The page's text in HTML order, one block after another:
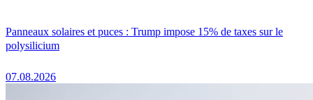
Panneaux solaires et puces : Trump impose 15% de taxes sur le
polysilicium
07.08.2026